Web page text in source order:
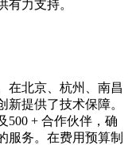
有力支持。
在北京、杭州、南昌
提供了技术保障。
500 + 合作伙伴，确
服务。在费用预算制